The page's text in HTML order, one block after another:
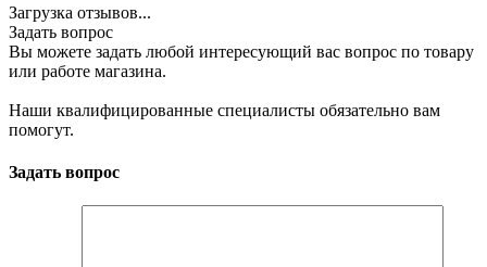
Загрузка отзывов...
Задать вопрос
Вы можете задать любой интересующий вас вопрос по товару
или работе магазина.
Наши квалифицированные специалисты обязательно вам
помогут.
Задать вопрос